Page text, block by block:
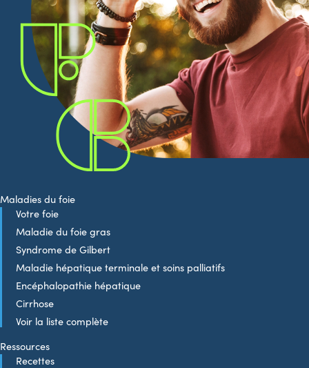
Maladies du foie
Votre foie
Maladie du foie gras
Syndrome de Gilbert
Maladie hépatique terminale et soins palliatifs
Encéphalopathie hépatique
Cirrhose
Voir la liste complète
Ressources
Recettes